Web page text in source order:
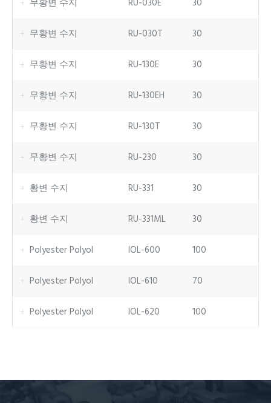
무황변 수지 RU-030E 30
무황변 수지 RU-030T 30
무황변 수지 RU-130E 30
무황변 수지 RU-130EH 30
무황변 수지 RU-130T 30
무황변 수지 RU-230 30
황변 수지 RU-331 30
황변 수지 RU-331ML 30
Polyester Polyol IOL-600 100
Polyester Polyol IOL-610 70
Polyester Polyol IOL-620 100